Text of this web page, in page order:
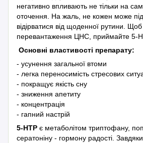
негативно впливають не тільки на
оточення. На жаль, не кожен може під
відірватися від щоденної рутини.
перевантаження ЦНС, приймайте 5-
Основні властивості препарату:
- усунення загальної втоми
- легка переносимість стресових
- покращує якість сну
- зниження апетиту
- концентрація
- гапний настрій
5-HTP є метаболітом триптофану,
сератоніну - гормону радості.